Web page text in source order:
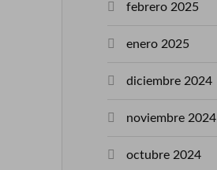
febrero 2025
enero 2025
diciembre 2024
noviembre 2024
octubre 2024